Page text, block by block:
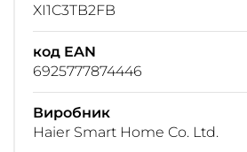
XI1C3TB2FB
код EAN
6925777874446
Виробник
Haier Smart Home Co. Ltd.